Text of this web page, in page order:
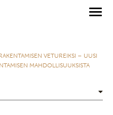
VETUREIKSI – UUSI
MAHDOLLISUUKSISTA